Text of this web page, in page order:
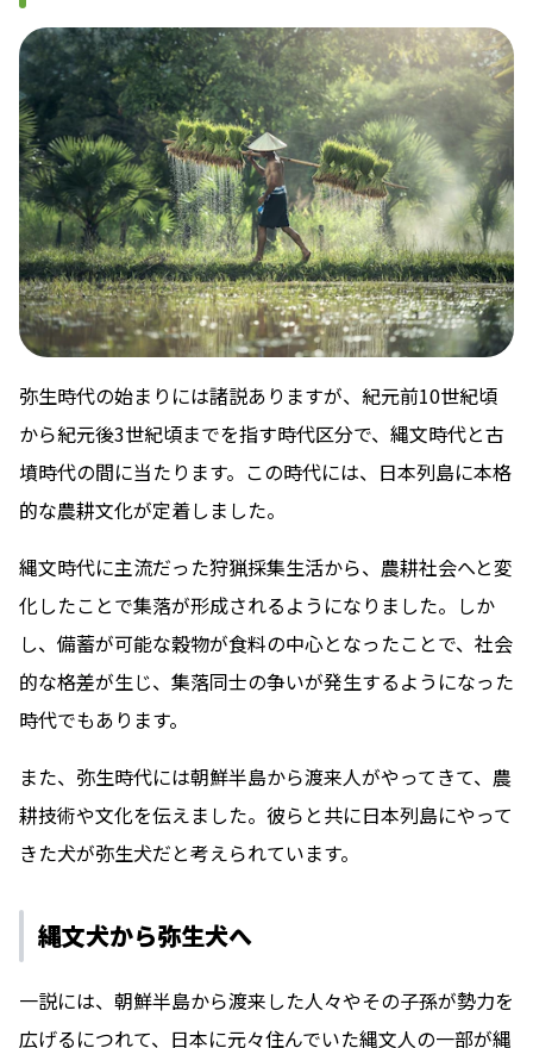
弥生時代の始まりには諸説ありますが、紀元前10世紀頃
から紀元後3世紀頃までを指す時代区分で、縄文時代と古
墳時代の間に当たります。この時代には、日本列島に本格
的な農耕文化が定着しました。
縄文時代に主流だった狩猟採集生活から、農耕社会へと変
化したことで集落が形成されるようになりました。しか
し、備蓄が可能な穀物が食料の中心となったことで、社会
的な格差が生じ、集落同士の争いが発生するようになった
時代でもあります。
また、弥生時代には朝鮮半島から渡来人がやってきて、農
耕技術や文化を伝えました。彼らと共に日本列島にやって
きた犬が弥生犬だと考えられています。
縄文犬から弥生犬へ
一説には、朝鮮半島から渡来した人々やその子孫が勢力を
広げるにつれて、日本に元々住んでいた縄文人の一部が縄